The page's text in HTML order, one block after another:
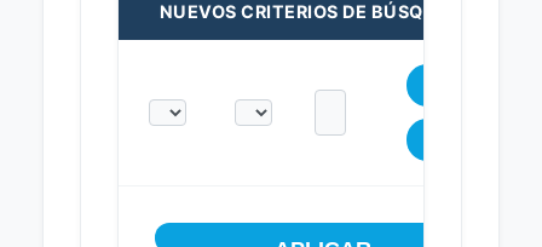
NUEVOS CRITERIOS DE BÚSQUEDA: